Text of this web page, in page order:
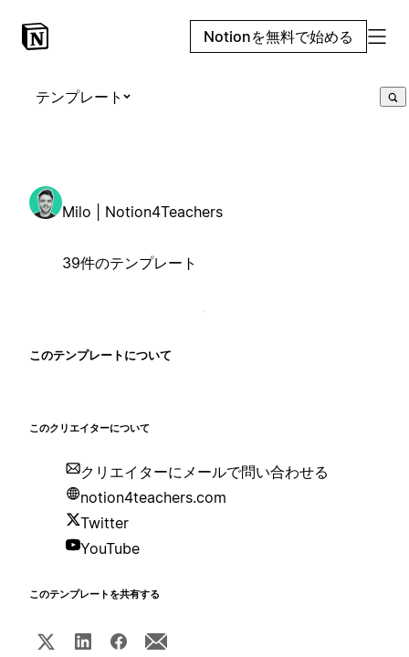
Notionを無料で始める
テンプレート
Milo | Notion4Teachers
39件のテンプレート
このテンプレートについて
このクリエイターについて
クリエイターにメールで問い合わせる
notion4teachers.com
Twitter
YouTube
このテンプレートを共有する